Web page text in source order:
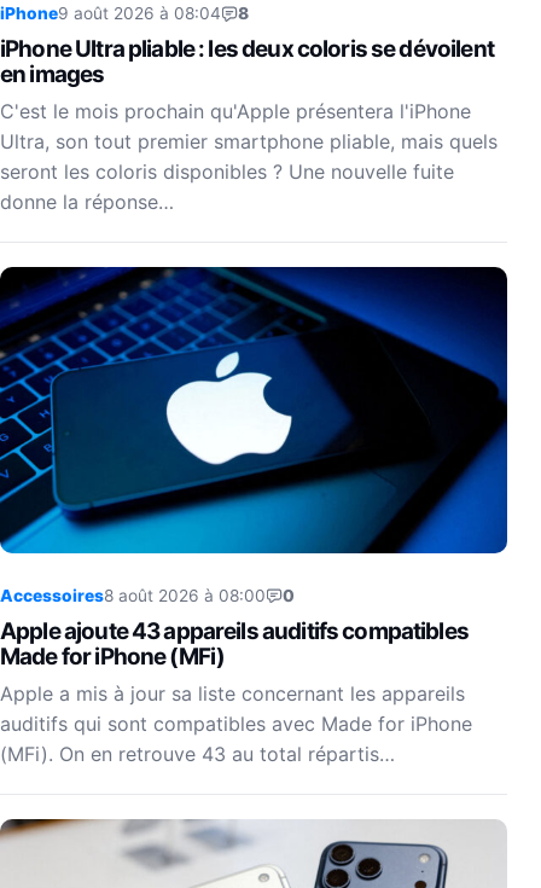
iPhone9 août 2026 à 08:04 8
iPhone Ultra pliable : les deux coloris se dévoilent
en images
C'est le mois prochain qu'Apple présentera l'iPhone
Ultra, son tout premier smartphone pliable, mais quels
seront les coloris disponibles ? Une nouvelle fuite
donne la réponse…
Accessoires8 août 2026 à 08:00 0
Apple ajoute 43 appareils auditifs compatibles
Made for iPhone (MFi)
Apple a mis à jour sa liste concernant les appareils
auditifs qui sont compatibles avec Made for iPhone
(MFi). On en retrouve 43 au total répartis…